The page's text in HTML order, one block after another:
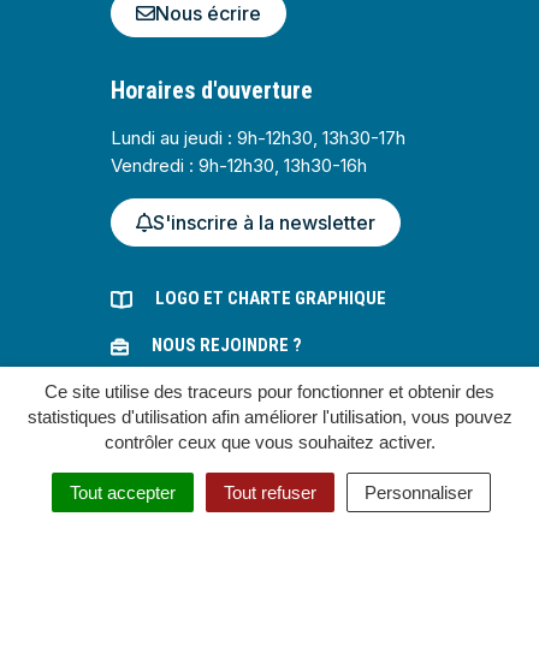
Ce site utilise des traceurs pour fonctionner et obtenir des
statistiques d'utilisation afin améliorer l'utilisation, vous pouvez
contrôler ceux que vous souhaitez activer.
Tout accepter Tout refuser Personnaliser
Nous écrire
Horaires d'ouverture
Lundi au jeudi : 9h-12h30, 13h30-17h
Vendredi : 9h-12h30, 13h30-16h
S'inscrire à la newsletter
LOGO ET CHARTE GRAPHIQUE
NOUS REJOINDRE ?
MARCHÉS PUBLICS
Gestion des cookies
Plan du site